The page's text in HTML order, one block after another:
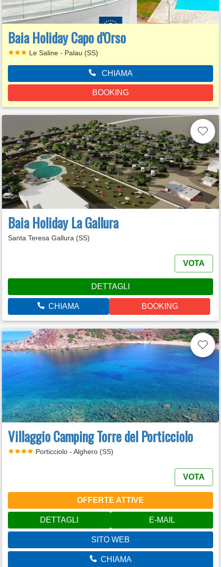
Baia Holiday Capo d'Orso
Le Saline - Palau (SS)
CHIAMA
BOOKING
Baia Holiday La Gallura
Santa Teresa Gallura (SS)
VOTA
DETTAGLI
CHIAMA BOOKING
Villaggio Camping Torre del Porticciolo
Porticciolo - Alghero (SS)
VOTA
OFFERTE ATTIVE
DETTAGLI E-MAIL
SITO WEB
CHIAMA